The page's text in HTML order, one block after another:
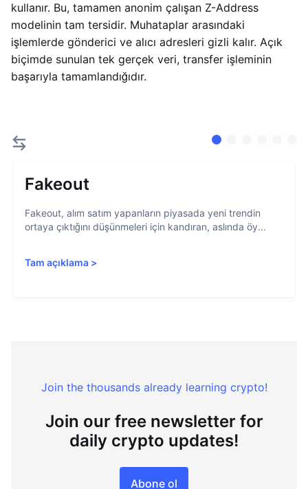
kullanır. Bu, tamamen anonim çalışan Z-Address
modelinin tam tersidir. Muhataplar arasındaki
işlemlerde gönderici ve alıcı adresleri gizli kalır. Açık
biçimde sunulan tek gerçek veri, transfer işleminin
başarıyla tamamlandığıdır.
Fakeout
Fakeout, alım satım yapanların piyasada yeni trendin
ortaya çıktığını düşünmeleri için kandıran, aslında öy...
Tam açıklama >
Join the thousands already learning crypto!
Join our free newsletter for
daily crypto updates!
Abone ol